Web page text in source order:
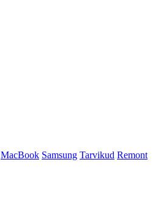
MacBook Samsung Tarvikud Remont